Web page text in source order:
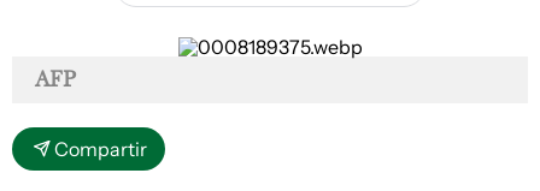
AFP
Compartir